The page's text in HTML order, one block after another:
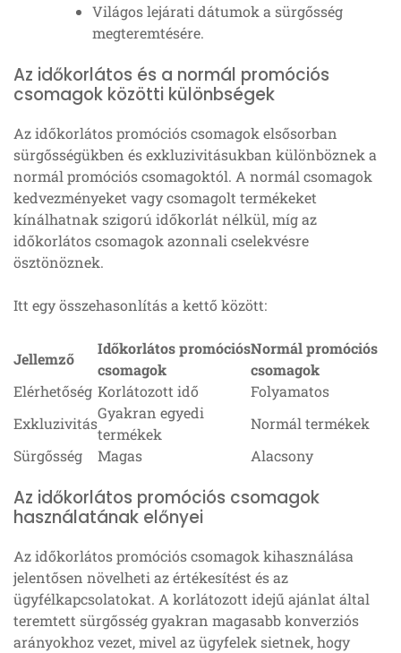
Világos lejárati dátumok a sürgősség
megteremtésére.
Az időkorlátos és a normál promóciós
csomagok közötti különbségek
Az időkorlátos promóciós csomagok elsősorban
sürgősségükben és exkluzivitásukban különböznek a
normál promóciós csomagoktól. A normál csomagok
kedvezményeket vagy csomagolt termékeket
kínálhatnak szigorú időkorlát nélkül, míg az
időkorlátos csomagok azonnali cselekvésre
ösztönöznek.
Itt egy összehasonlítás a kettő között:
Jellemző
Időkorlátos promóciós
csomagok
Normál promóciós
csomagok
Elérhetőség Korlátozott idő
Folyamatos
Exkluzivitás
Gyakran egyedi
termékek
Normál termékek
Sürgősség
Magas Alacsony
Az időkorlátos promóciós csomagok
használatának előnyei
Az időkorlátos promóciós csomagok kihasználása
jelentősen növelheti az értékesítést és az
ügyfélkapcsolatokat. A korlátozott idejű ajánlat által
teremtett sürgősség gyakran magasabb konverziós
arányokhoz vezet, mivel az ügyfelek sietnek, hogy